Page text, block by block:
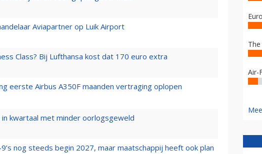
Aviapartner op Luik Airport
Class? Bij Lufthansa kost dat 170 euro extra
eerste Airbus A350F maanden vertraging oplopen
kwartaal met minder oorlogsgeweld
nog steeds begin 2027, maar maatschappij heeft ook plan
Air-